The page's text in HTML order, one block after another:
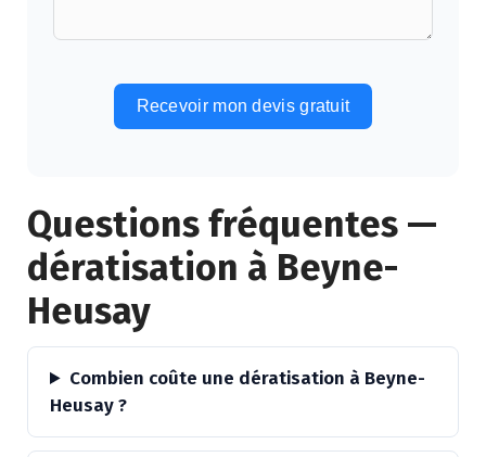
Recevoir mon devis gratuit
Questions fréquentes —
dératisation à Beyne-
Heusay
Combien coûte une dératisation à Beyne-
Heusay ?